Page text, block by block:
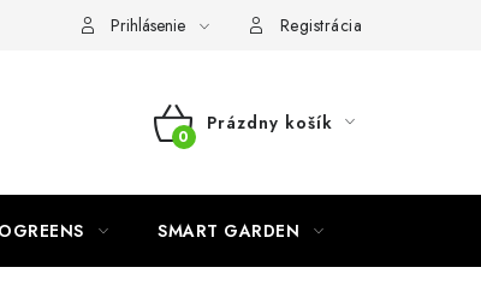
osobných údajov
Prihlásenie Registrácia
NÁKUPNÝ
Prázdny košík
SMART GARDEN